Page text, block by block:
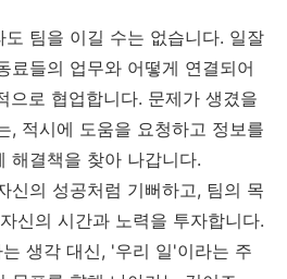
팀을 이길 수는 없습니다. 일잘
료들의 업무와 어떻게 연결되어
으로 협업합니다. 문제가 생겼을
, 적시에 도움을 요청하고 정보를
해결책을 찾아 나갑니다.
신의 성공처럼 기뻐하고, 팀의 목
신의 시간과 노력을 투자합니다.
생각 대신, '우리 일'이라는 주